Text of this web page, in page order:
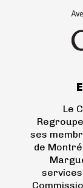
Le
ses
de
services